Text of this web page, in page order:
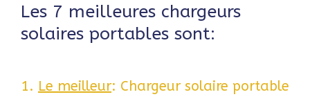
Les 7 meilleures chargeurs
solaires portables sont:
1. Le meilleur: Chargeur solaire portable